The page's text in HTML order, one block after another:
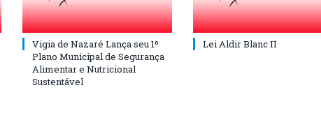
Vigia de Nazaré Lança seu 1º
Plano Municipal de Segurança
Alimentar e Nutricional
Sustentável
Lei Aldir Blanc II